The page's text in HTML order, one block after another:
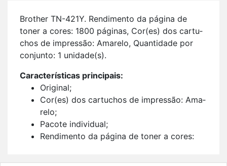
Brother TN-421Y. Ren­di­mento da pá­gina de
toner a cores: 1800 pá­ginas, Cor(es) dos car­tu­
chos de im­pressão: Ama­relo, Quan­ti­dade por
con­junto: 1 uni­dade(s).
Ca­rac­te­rís­ticas prin­ci­pais:
Ori­ginal;
Cor(es) dos car­tu­chos de im­pressão: Ama­
relo;
Pa­cote in­di­vi­dual;
Ren­di­mento da pá­gina de toner a cores:
Quan­ti­dade de car­tu­chos de toner a cores: